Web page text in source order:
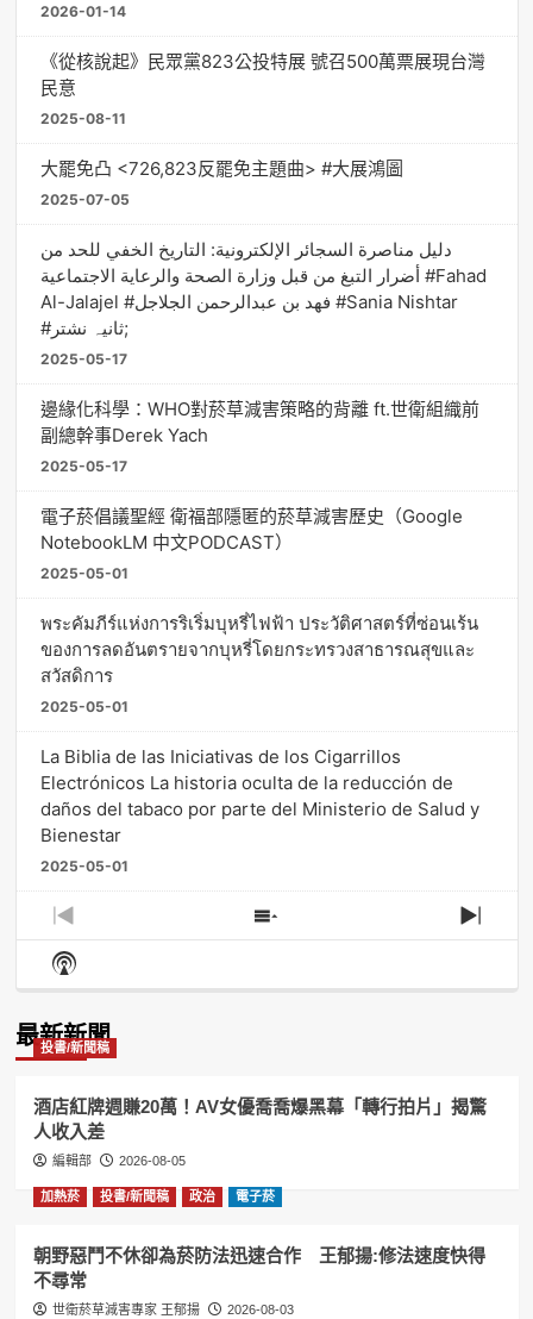
2026-01-14
《從核說起》民眾黨823公投特展 號召500萬票展現台灣
民意
2025-08-11
大罷免凸 <726,823反罷免主題曲> #大展鴻圖
2025-07-05
دليل مناصرة السجائر الإلكترونية: التاريخ الخفي للحد من
أضرار التبغ من قبل وزارة الصحة والرعاية الاجتماعية #Fahad
Al-Jalajel #فهد بن عبدالرحمن الجلاجل #Sania Nishtar
#ثانیہ نشتر;
2025-05-17
邊緣化科學：WHO對菸草減害策略的背離 ft.世衛組織前
副總幹事Derek Yach
2025-05-17
電子菸倡議聖經 衛福部隱匿的菸草減害歷史（Google
NotebookLM 中文PODCAST）
2025-05-01
พระคัมภีร์แห่งการริเริ่มบุหรี่ไฟฟ้า ประวัติศาสตร์ที่ซ่อนเร้น
ของการลดอันตรายจากบุหรี่โดยกระทรวงสาธารณสุขและ
สวัสดิการ
2025-05-01
La Biblia de las Iniciativas de los Cigarrillos
Electrónicos La historia oculta de la reducción de
daños del tabaco por parte del Ministerio de Salud y
Bienestar
2025-05-01
Previous
Episode
Show
Episodes
Next
Show
Podcast
最新新聞
投書/新聞稿
酒店紅牌週賺20萬！AV女優喬喬爆黑幕「轉行拍片」揭驚
人收入差
編輯部 2026-08-05
加熱菸 投書/新聞稿 政治 電子菸
朝野惡鬥不休卻為菸防法迅速合作 王郁揚:修法速度快得
不尋常
世衛菸草減害專家 王郁揚 2026-08-03